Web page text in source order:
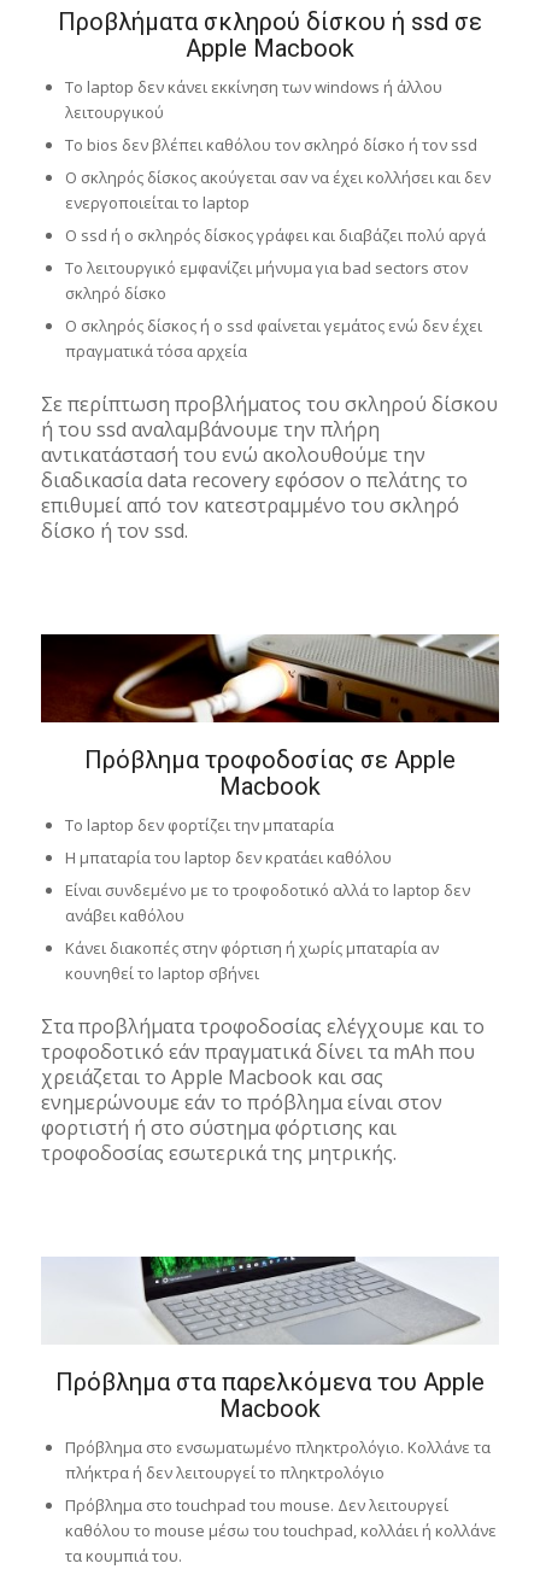
Προβλήματα σκληρού δίσκου ή ssd σε
Apple Macbook
Το laptop δεν κάνει εκκίνηση των windows ή άλλου
λειτουργικού
Το bios δεν βλέπει καθόλου τον σκληρό δίσκο ή τον ssd
Ο σκληρός δίσκος ακούγεται σαν να έχει κολλήσει και δεν
ενεργοποιείται το laptop
O ssd ή ο σκληρός δίσκος γράφει και διαβάζει πολύ αργά
Το λειτουργικό εμφανίζει μήνυμα για bad sectors στον
σκληρό δίσκο
Ο σκληρός δίσκος ή ο ssd φαίνεται γεμάτος ενώ δεν έχει
πραγματικά τόσα αρχεία
Σε περίπτωση προβλήματος του σκληρού δίσκου
ή του ssd αναλαμβάνουμε την πλήρη
αντικατάστασή του ενώ ακολουθούμε την
διαδικασία data recovery εφόσον ο πελάτης το
επιθυμεί από τον κατεστραμμένο του σκληρό
δίσκο ή τον ssd.
Πρόβλημα τροφοδοσίας σε Apple
Macbook
Το laptop δεν φορτίζει την μπαταρία
Η μπαταρία του laptop δεν κρατάει καθόλου
Είναι συνδεμένο με το τροφοδοτικό αλλά το laptop δεν
ανάβει καθόλου
Κάνει διακοπές στην φόρτιση ή χωρίς μπαταρία αν
κουνηθεί το laptop σβήνει
Στα προβλήματα τροφοδοσίας ελέγχουμε και το
τροφοδοτικό εάν πραγματικά δίνει τα mAh που
χρειάζεται το Apple Macbook και σας
ενημερώνουμε εάν το πρόβλημα είναι στον
φορτιστή ή στο σύστημα φόρτισης και
τροφοδοσίας εσωτερικά της μητρικής.
Πρόβλημα στα παρελκόμενα του Apple
Macbook
Πρόβλημα στο ενσωματωμένο πληκτρολόγιο. Κολλάνε τα
πλήκτρα ή δεν λειτουργεί το πληκτρολόγιο
Πρόβλημα στο touchpad του mouse. Δεν λειτουργεί
καθόλου το mouse μέσω του touchpad, κολλάει ή κολλάνε
τα κουμπιά του.